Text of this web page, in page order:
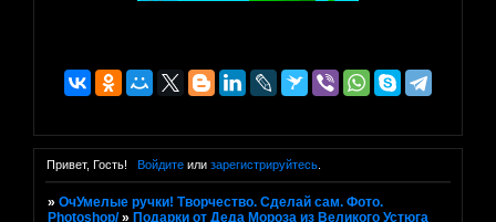
Привет, Гость! Войдитеили зарегистрируйтесь.
»ОчУмелые ручки! Творчество. Сделай сам. Фото.
Photoshop/ » Подарки от Деда Мороза из Великого Устюга